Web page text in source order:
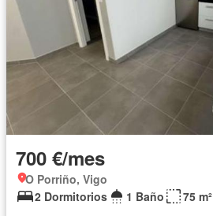
700 €/mes
O Porriño, Vigo
2 Dormitorios
1 Baño 75 m²